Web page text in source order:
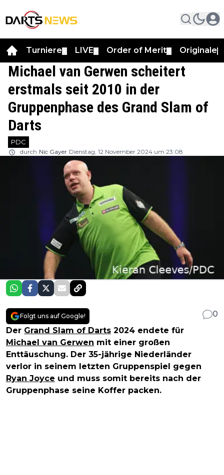
Turniere LIVE Order of Merit Originale
Michael van Gerwen scheitert
erstmals seit 2010 in der
Gruppenphase des Grand Slam of
Darts
PDC
durch Nic Gayer Dienstag, 12 November 2024 um 23:08
Folgt uns auf Google!
0
Der Grand Slam of Darts 2024 endete für
Michael van Gerwen mit einer großen
Enttäuschung. Der 35-jährige Niederländer
verlor in seinem letzten Gruppenspiel gegen
Ryan Joyce und muss somit bereits nach der
Gruppenphase seine Koffer packen.